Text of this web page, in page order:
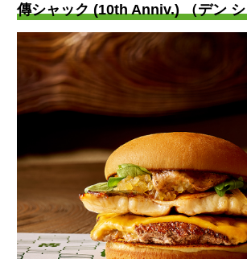
傳シャック (10th Anniv.) （デン シ